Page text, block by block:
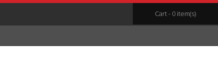
Cart - 0 item(s)